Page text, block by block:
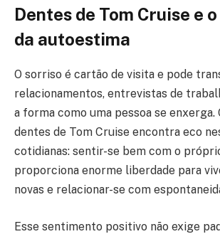
Dentes de Tom Cruise e
da autoestima
O sorriso é cartão de visita e pode
relacionamentos, entrevistas de
a forma como uma pessoa se enxerga.
dentes de Tom Cruise encontra eco
cotidianas: sentir-se bem com o
proporciona enorme liberdade para
novas e relacionar-se com
Esse sentimento positivo não exige